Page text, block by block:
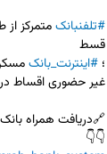
#تلفنبانک
؛ #اينترنت_بانک
👇👇